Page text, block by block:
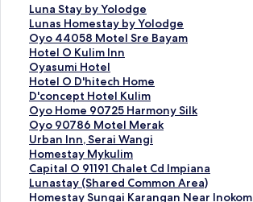
Luna Stay by Yolodge
L
u
n
a
S
t
a
y
b
y
Y
o
l
o
Lunas Homestay by Yolodge
L
u
n
a
s
H
o
m
e
s
t
a
y
Oyo 44058 Motel Sre Bayam
O
y
o
4
4
0
5
8
M
o
t
e
Hotel O Kulim Inn
H
o
t
e
l
O
K
u
l
i
m
Oyasumi Hotel
O
y
a
s
u
m
i
H
o
t
Hotel O D'hitech Home
H
o
t
e
l
O
D
'
h
D'concept Hotel Kulim
D
'
c
o
n
c
e
p
Oyo Home 90725 Harmony Silk
O
y
o
H
o
m
e
Oyo 90786 Motel Merak
O
y
o
9
0
7
Urban Inn, Serai Wangi
U
r
b
a
n
Homestay Mykulim
H
o
m
e
Capital O 91191 Chalet Cd Impiana
C
a
p
Lunastay (Shared Common Area)
L
u
Homestay Sungai Karangan Near Inokom
H